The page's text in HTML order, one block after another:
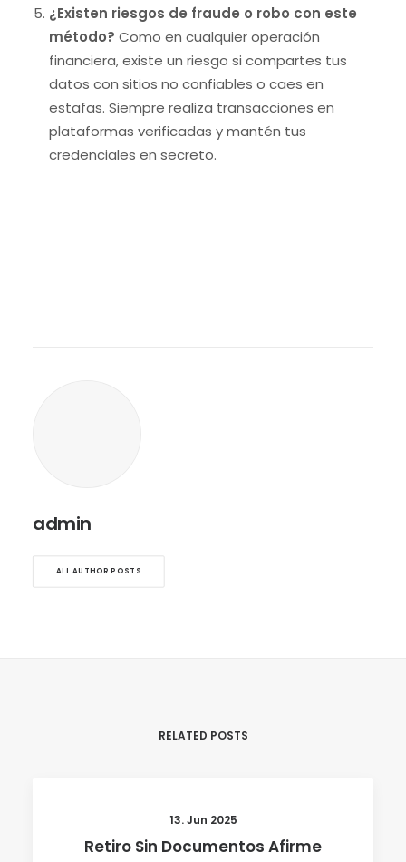
¿Existen riesgos de fraude o robo con este
método? Como en cualquier operación
financiera, existe un riesgo si compartes tus
datos con sitios no confiables o caes en
estafas. Siempre realiza transacciones en
plataformas verificadas y mantén tus
credenciales en secreto.
admin
ALL AUTHOR POSTS
RELATED POSTS
13. Jun 2025
Retiro Sin Documentos Afirme